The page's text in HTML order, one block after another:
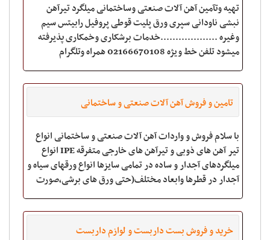
تهیه وتآمین آهن آلات صنعتی وساختمانی میلگرد تیرآهن
نبشی ناودانی سپری ورق پلیت قوطی پروفیل رابیتس سیم
وغیره ...................خدمات برشکاری وخمکاری پذیرفته
میشود تلفن خط ویژه 02166670108 همراه وتلگرام
تامین و فروش آهن آلات صنعتی و ساختمانی
با سلام فروش و واردات آهن آلات صنعتی و ساختمانی انواع
تیر آهن های ذوبی و تیرآهن های خارجی متفرقه IPE انواع
میلگردهای آجدار و ساده در تمامی سایزها انواع ورقهای سیاه و
آجدار در قطرها وابعاد مختلف(حتی ورق های برشی،صورت
خرید و فروش بست داربست و لوازم داربست